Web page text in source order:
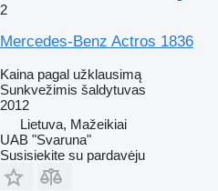
2
Mercedes-Benz Actros 1836
Kaina pagal užklausimą
Sunkvežimis šaldytuvas
2012
Lietuva, Mažeikiai
UAB "Svaruna"
Susisiekite su pardavėju